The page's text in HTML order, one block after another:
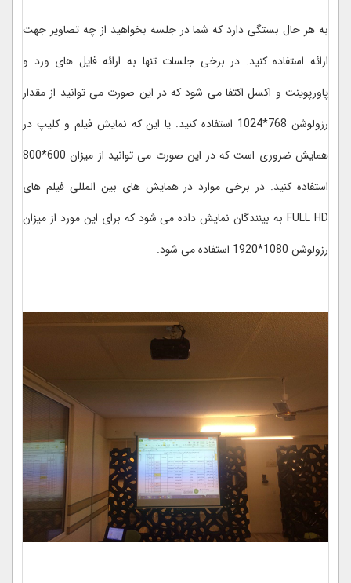
به هر حال بستگی دارد که شما در جلسه بخواهید از چه تصاویر جهت
ارائه استفاده کنید. در برخی جلسات تنها به ارائه فایل های ورد و
پاورپوینت و اکسل اکتفا می شود که در این صورت می توانید از مقدار
رزولوشن 768*1024 استفاده کنید. یا این که نمایش فیلم و کلیپ در
همایش ضروری است که در این صورت می توانید از میزان 600*800
استفاده کنید. در برخی موارد در همایش های بین المللی فیلم های
FULL HD به بینندگان نمایش داده می شود که برای این مورد از میزان
رزولوشن 1080*1920 استفاده می شود.